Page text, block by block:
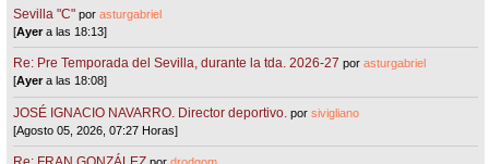
Sevilla "C"porasturgabriel
[Ayera las 18:13]
Re: Pre Temporada del Sevilla, durante la tda. 2026-27 porasturgabriel
[Ayera las 18:08]
JOSÉ IGNACIO NAVARRO. Director deportivo. porsivigliano
[Agosto 05, 2026, 07:27 Horas]